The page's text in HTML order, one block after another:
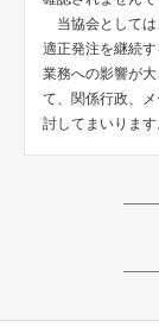
当協会としては
適正発注を継続
業務への影響が
て、関係行政、
討してまいります